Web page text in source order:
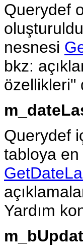
Querydef
nesnesi
bkz:
özellikleri"
Querydef
tabloya
Yardım